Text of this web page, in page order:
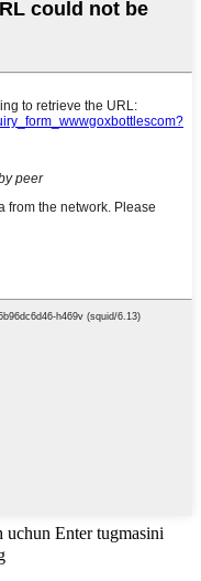
uchun Enter tugmasini